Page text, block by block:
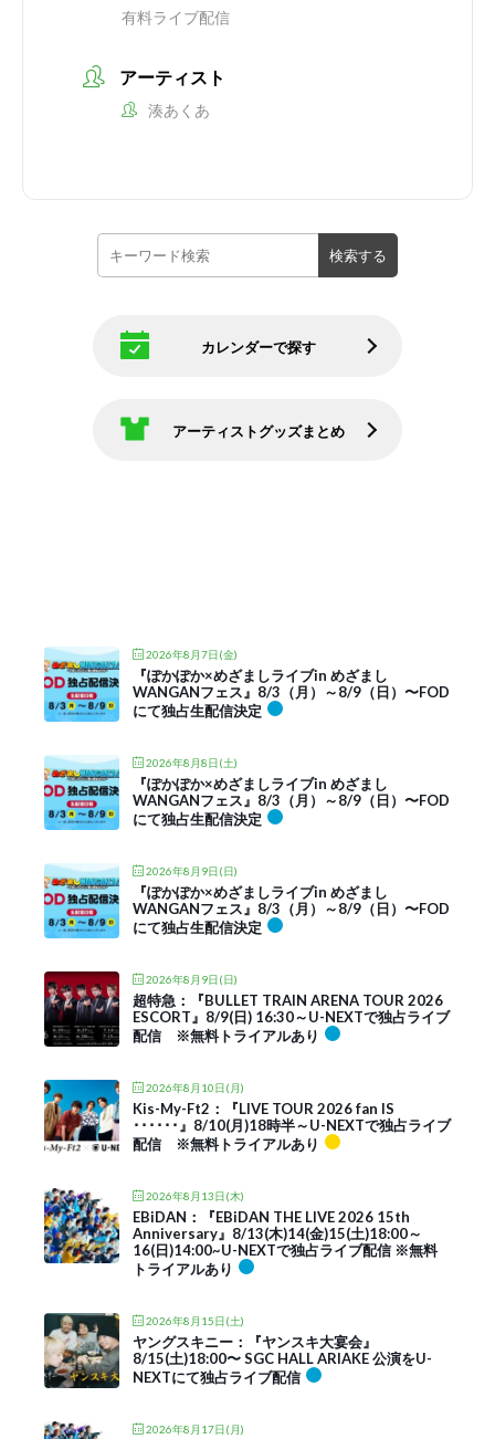
有料ライブ配信
アーティスト
湊あくあ
カレンダーで探す
アーティストグッズまとめ
2026年8月7日(金)
『ぽかぽか×めざましライブin めざまし
WANGANフェス』8/3（月）～8/9（日）〜FOD
にて独占生配信決定
2026年8月8日(土)
『ぽかぽか×めざましライブin めざまし
WANGANフェス』8/3（月）～8/9（日）〜FOD
にて独占生配信決定
2026年8月9日(日)
『ぽかぽか×めざましライブin めざまし
WANGANフェス』8/3（月）～8/9（日）〜FOD
にて独占生配信決定
2026年8月9日(日)
超特急：『BULLET TRAIN ARENA TOUR 2026
ESCORT』8/9(日) 16:30～U-NEXTで独占ライブ
配信 ※無料トライアルあり
2026年8月10日(月)
Kis-My-Ft2：『LIVE TOUR 2026 fan IS
･･････』8/10(月)18時半～U-NEXTで独占ライブ
配信 ※無料トライアルあり
2026年8月13日(木)
EBiDAN：『EBiDAN THE LIVE 2026 15th
Anniversary』8/13(木)14(金)15(土)18:00～
16(日)14:00~U-NEXTで独占ライブ配信 ※無料
トライアルあり
2026年8月15日(土)
ヤングスキニー：『ヤンスキ大宴会』
8/15(土)18:00〜 SGC HALL ARIAKE 公演をU-
NEXTにて独占ライブ配信
2026年8月17日(月)